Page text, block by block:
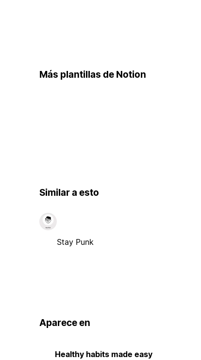
Más plantillas de Notion
Similar a esto
Stay Punk
Aparece en
Healthy habits made easy